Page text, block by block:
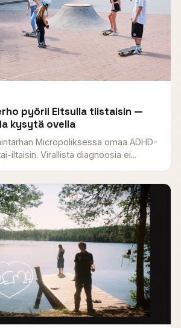
pyörii Eltsulla tiistaisin —
kysytä ovella
Micropoliksessa omaa ADHD-
iltaisin. Virallista diagnoosia ei...